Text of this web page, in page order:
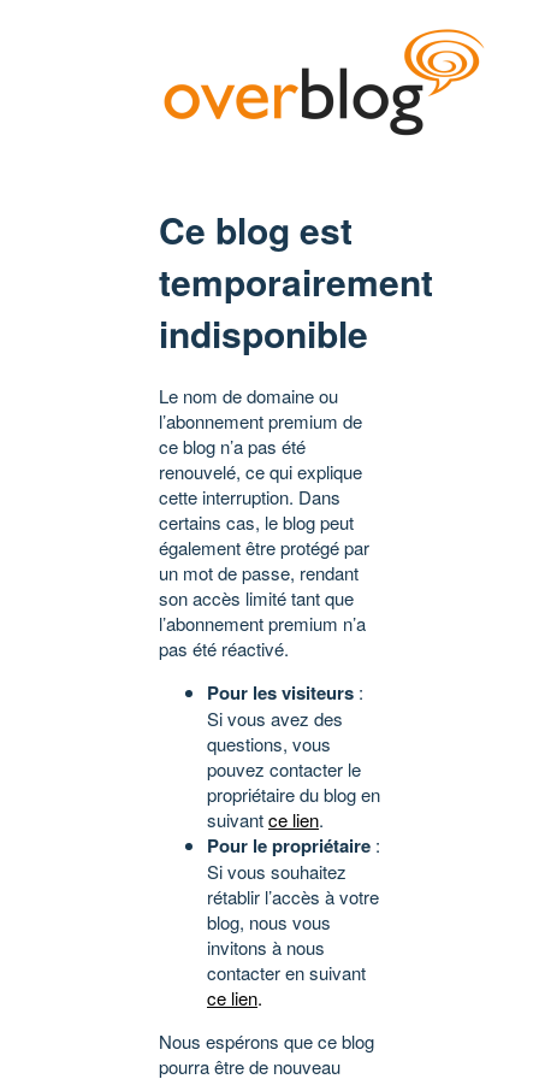
Ce blog est
temporairement
indisponible
Le nom de domaine ou
l’abonnement premium de
ce blog n’a pas été
renouvelé, ce qui explique
cette interruption. Dans
certains cas, le blog peut
également être protégé par
un mot de passe, rendant
son accès limité tant que
l’abonnement premium n’a
pas été réactivé.
Pour les visiteurs :
Si vous avez des
questions, vous
pouvez contacter le
propriétaire du blog en
suivantce lien.
Pour le propriétaire :
Si vous souhaitez
rétablir l’accès à votre
blog, nous vous
invitons à nous
contacter en suivant
ce lien.
Nous espérons que ce blog
pourra être de nouveau